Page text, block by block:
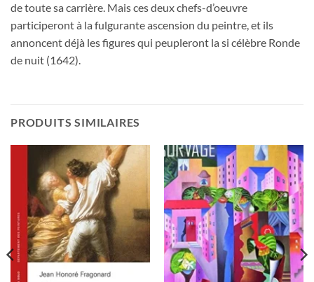
de toute sa carrière. Mais ces deux chefs-d’oeuvre
participeront à la fulgurante ascension du peintre, et ils
annoncent déjà les figures qui peupleront la si célèbre Ronde
de nuit (1642).
PRODUITS SIMILAIRES